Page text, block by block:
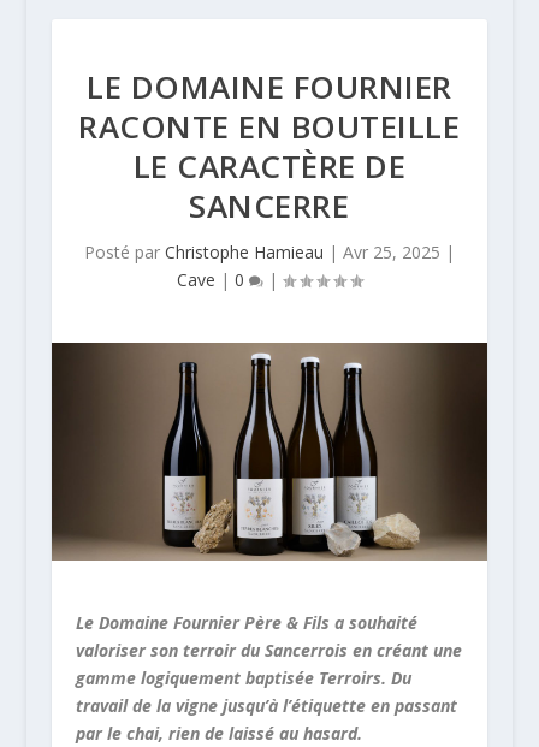
LE DOMAINE FOURNIER
RACONTE EN BOUTEILLE
LE CARACTÈRE DE
SANCERRE
Posté par Christophe Hamieau | Avr 25, 2025 |
Cave | 0 |
Le Domaine Fournier Père & Fils a souhaité
valoriser son terroir du Sancerrois en créant une
gamme logiquement baptisée Terroirs. Du
travail de la vigne jusqu’à l’étiquette en passant
par le chai, rien de laissé au hasard.